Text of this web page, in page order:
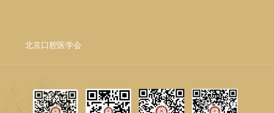
北京口腔医学会